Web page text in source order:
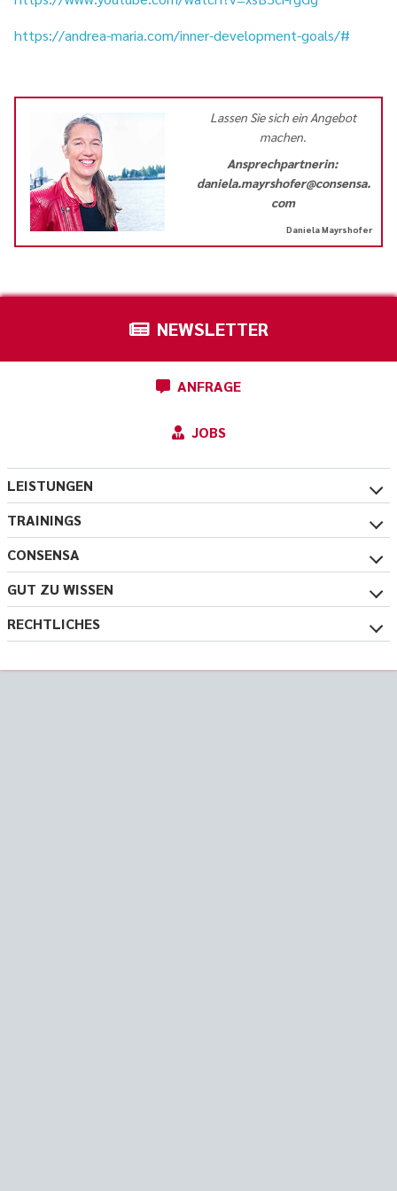
https://andrea-maria.com/inner-development-goals/#
Lassen Sie sich ein Angebot
machen.
Ansprechpartnerin:
daniela.mayrshofer@consensa.
com
Daniela Mayrshofer
NEWSLETTER
ANFRAGE
JOBS
LEISTUNGEN
TRAININGS
CONSENSA
GUT ZU WISSEN
RECHTLICHES